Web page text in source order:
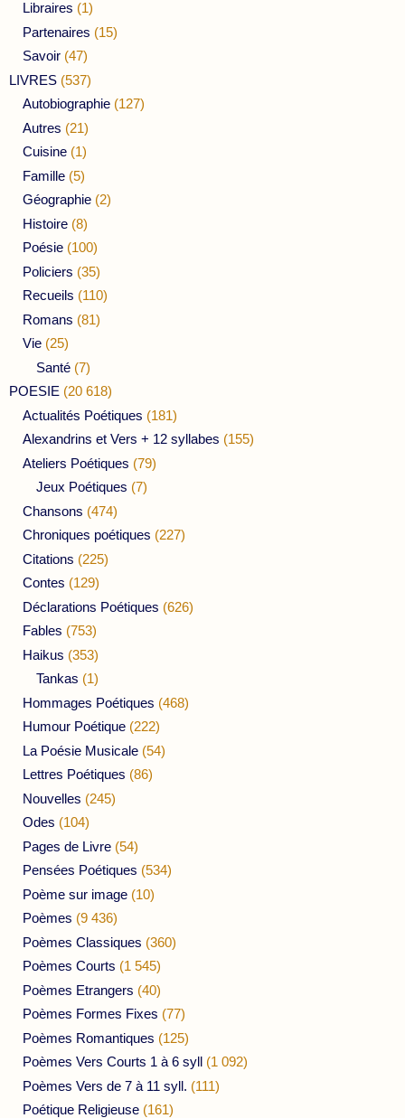
Libraires (1)
Partenaires (15)
Savoir (47)
LIVRES (537)
Autobiographie (127)
Autres (21)
Cuisine (1)
Famille (5)
Géographie (2)
Histoire (8)
Poésie (100)
Policiers (35)
Recueils (110)
Romans (81)
Vie (25)
Santé (7)
POESIE (20 618)
Actualités Poétiques (181)
Alexandrins et Vers + 12 syllabes (155)
Ateliers Poétiques (79)
Jeux Poétiques (7)
Chansons (474)
Chroniques poétiques (227)
Citations (225)
Contes (129)
Déclarations Poétiques (626)
Fables (753)
Haikus (353)
Tankas (1)
Hommages Poétiques (468)
Humour Poétique (222)
La Poésie Musicale (54)
Lettres Poétiques (86)
Nouvelles (245)
Odes (104)
Pages de Livre (54)
Pensées Poétiques (534)
Poème sur image (10)
Poèmes (9 436)
Poèmes Classiques (360)
Poèmes Courts (1 545)
Poèmes Etrangers (40)
Poèmes Formes Fixes (77)
Poèmes Romantiques (125)
Poèmes Vers Courts 1 à 6 syll (1 092)
Poèmes Vers de 7 à 11 syll. (111)
Poétique Religieuse (161)